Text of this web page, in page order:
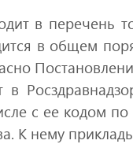
в перечень
в общем
с ее кодом
К нему